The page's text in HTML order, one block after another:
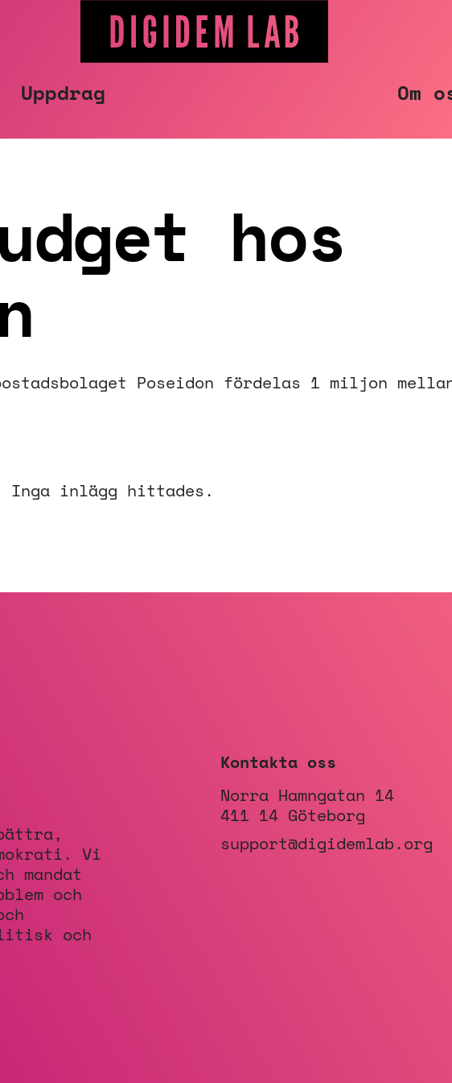
Uppdrag Om
hos
Poseidon fördelas 1 miljon
Inga inlägg hittades.
Vi
mandat
och
och
Kontakta oss
Norra Hamngatan 14
411 14 Göteborg
support@digidemlab.org